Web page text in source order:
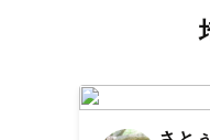
丁寧なレタッ
上がりに。きっ
覧ください。